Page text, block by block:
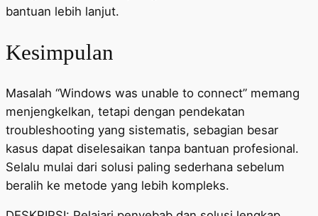
bantuan lebih lanjut.
Kesimpulan
Masalah “Windows was unable to connect” memang
menjengkelkan, tetapi dengan pendekatan
troubleshooting yang sistematis, sebagian besar
kasus dapat diselesaikan tanpa bantuan profesional.
Selalu mulai dari solusi paling sederhana sebelum
beralih ke metode yang lebih kompleks.